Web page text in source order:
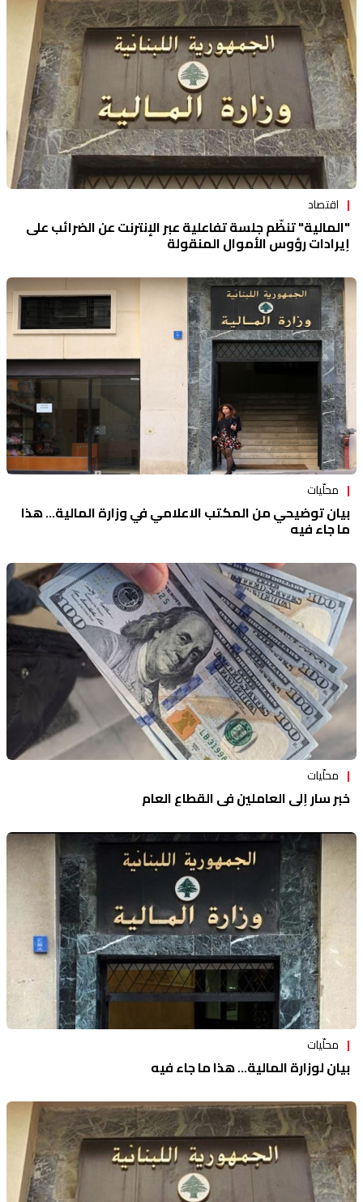
منوعات
اقتصاد
"المالية" تنظّم جلسة تفاعلية عبر الإنترنت عن الضرائب على
إيرادات رؤوس الأموال المنقولة
محلّيات
بيان توضيحي من المكتب الاعلامي في وزارة المالية... هذا
ما جاء فيه
محلّيات
خبر سار إلى العاملين في القطاع العام
محلّيات
بيان لوزارة المالية... هذا ما جاء فيه